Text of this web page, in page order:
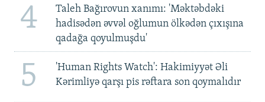
4
Taleh Bağırovun xanımı: 'Məktəbdəki
hadisədən əvvəl oğlumun ölkədən çıxışına
qadağa qoyulmuşdu'
5
'Human Rights Watch': Hakimiyyət Əli
Kərimliyə qarşı pis rəftara son qoymalıdır